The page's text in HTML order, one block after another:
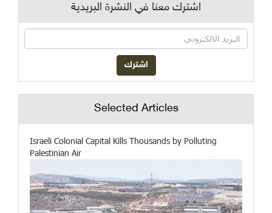
اشترك معنا في النشرة البريدية
Selected Articles
Israeli Colonial Capital Kills Thousands by Polluting
Palestinian Air